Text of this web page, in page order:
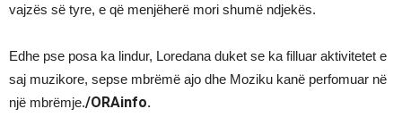
vajzës së tyre, e që menjëherë mori shumë ndjekës.
Edhe pse posa ka lindur, Loredana duket se ka filluar aktivitetet e
saj muzikore, sepse mbrëmë ajo dhe Moziku kanë perfomuar në
një mbrëmje./ORAinfo.